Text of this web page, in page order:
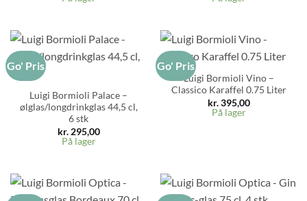
Go' Pris
Luigi Bormioli Palace –
ølglas/longdrinkglas 44,5 cl,
6 stk
kr.295,00
På lager
Go' Pris
Luigi Bormioli Vino –
Classico Karaffel 0.75 Liter
kr.395,00
På lager